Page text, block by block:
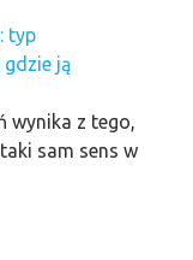
typ
gdzie ją
wynika z tego,
sam sens w